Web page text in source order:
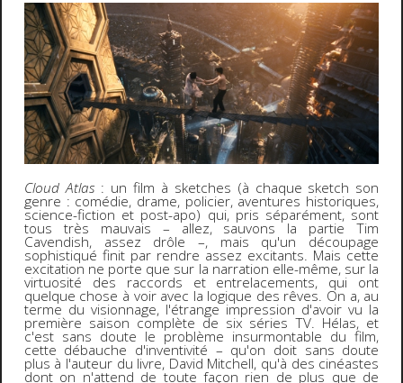
Cloud Atlas : un film à sketches (à chaque sketch son
genre : comédie, drame, policier, aventures historiques,
science-fiction et post-apo) qui, pris séparément, sont
tous très mauvais – allez, sauvons la partie Tim
Cavendish, assez drôle –, mais qu'un découpage
sophistiqué finit par rendre assez excitants. Mais cette
excitation ne porte que sur la narration elle-même, sur la
virtuosité des raccords et entrelacements, qui ont
quelque chose à voir avec la logique des rêves. On a, au
terme du visionnage, l'étrange impression d'avoir vu la
première saison complète de six séries TV. Hélas, et
c'est sans doute le problème insurmontable du film,
cette débauche d'inventivité – qu'on doit sans doute
plus à l'auteur du livre, David Mitchell, qu'à des cinéastes
dont on n'attend de toute façon rien de plus que de